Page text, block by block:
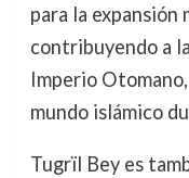
para la expansión
contribuyendo a
Imperio
mundo islámico
Tugrïl Bey es